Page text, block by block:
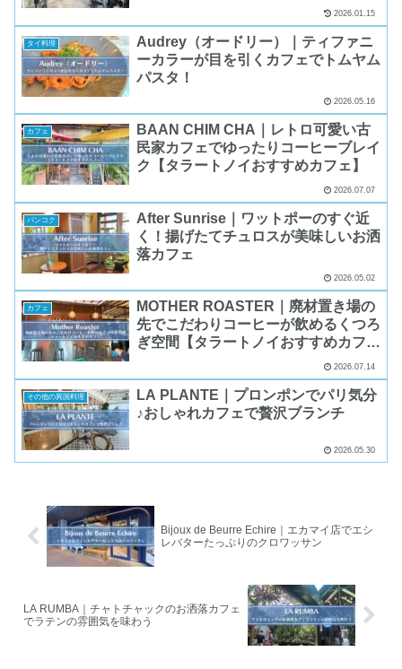
2026.01.15
タイ料理
Audrey（オードリー）｜ティファニ
ーカラーが目を引くカフェでトムヤム
パスタ！
2026.05.16
カフェ
BAAN CHIM CHA｜レトロ可愛い古
民家カフェでゆったりコーヒーブレイ
ク【タラートノイおすすめカフェ】
2026.07.07
バンコク
After Sunrise｜ワットポーのすぐ近
く！揚げたてチュロスが美味しいお洒
落カフェ
2026.05.02
カフェ
MOTHER ROASTER｜廃材置き場の
先でこだわりコーヒーが飲めるくつろ
ぎ空間【タラートノイおすすめカフ
2026.07.14
その他の異国料理
LA PLANTE｜プロンポンでパリ気分
♪おしゃれカフェで贅沢ブランチ
2026.05.30
Bijoux de Beurre Echire｜エカマイ店でエシ
レバターたっぷりのクロワッサン
LA RUMBA｜チャトチャックのお洒落カフェ
でラテンの雰囲気を味わう